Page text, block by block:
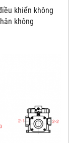
khiển không
không